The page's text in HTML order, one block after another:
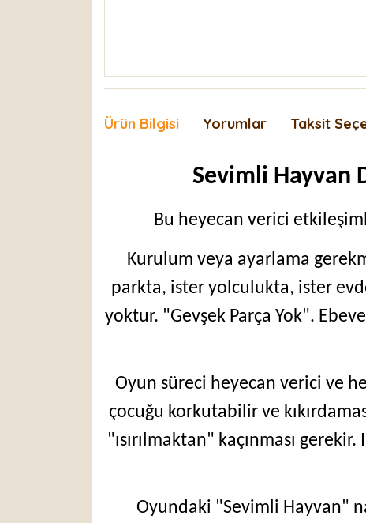
Ürün Bilgisi Yorumlar Taksit
Sevimli Hayvan
Bu heyecan verici
Kurulum veya ayarlama
parkta, ister yolculukta, ister
yoktur. "Gevşek Parça Yok".
Oyun süreci heyecan verici ve
çocuğu korkutabilir ve
"ısırılmaktan" kaçınması
Oyundaki "Sevimli Hayvan"